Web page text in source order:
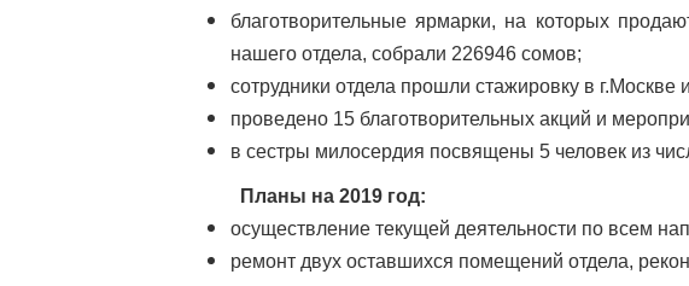
благотворительные ярмарки, на которых
нашего отдела, собрали 226946 сомов;
сотрудники отдела прошли стажировку в г.Москве
проведено 15 благотворительных акций и
в сестры милосердия посвящены 5 человек из
Планы на 2019 год:
осуществление текущей деятельности по всем
ремонт двух оставшихся помещений отдела,